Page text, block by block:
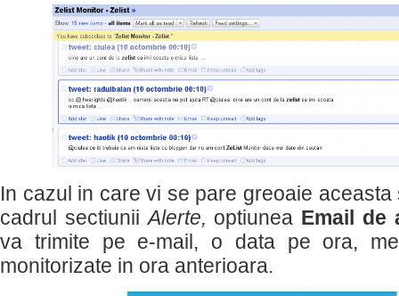
In cazul in care vi se pare greoaie aceasta
cadrul sectiuniiAlerte, optiunea Email de
va trimite pe e-mail, o data pe ora,
monitorizate in ora anterioara.